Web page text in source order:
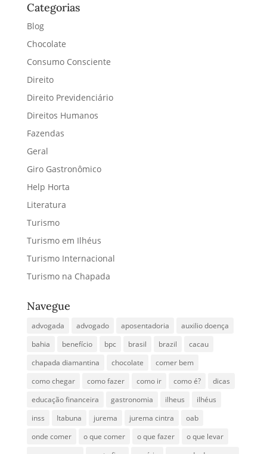
Categorias
Blog
Chocolate
Consumo Consciente
Direito
Direito Previdenciário
Direitos Humanos
Fazendas
Geral
Giro Gastronômico
Help Horta
Literatura
Turismo
Turismo em Ilhéus
Turismo Internacional
Turismo na Chapada
Navegue
advogada advogado aposentadoria
auxilio doença
bahia
benefício bpc brasil brazil
cacau
chapada diamantina
chocolate
comer bem
como chegar
como fazer como ir como é?
dicas
educação financeira
gastronomia ilheus
ilhéus
inss
Itabuna jurema jurema cintra
oab
onde comer
o que comer o que fazer
o que levar